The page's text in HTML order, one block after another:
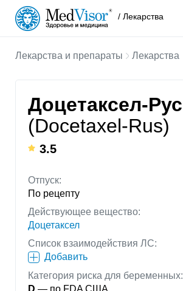
/ Лекарства
Лекарства и препараты Лекарства
Доцетаксел-Рус
(Docetaxel-Rus)
3.5
Отпуск:
По рецепту
Действующее вещество:
Доцетаксел
Список взаимодействия ЛС:
Добавить
Категория риска для беременных:
D — по FDA США